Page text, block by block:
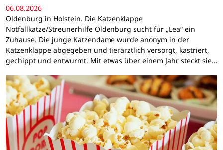
06.08.2026
Oldenburg in Holstein. Die Katzenklappe
Notfallkatze/Streunerhilfe Oldenburg sucht für „Lea“ ein
Zuhause. Die junge Katzendame wurde anonym in der
Katzenklappe abgegeben und tierärztlich versorgt, kastriert,
gechippt und entwurmt. Mit etwas über einem Jahr steckt sie…